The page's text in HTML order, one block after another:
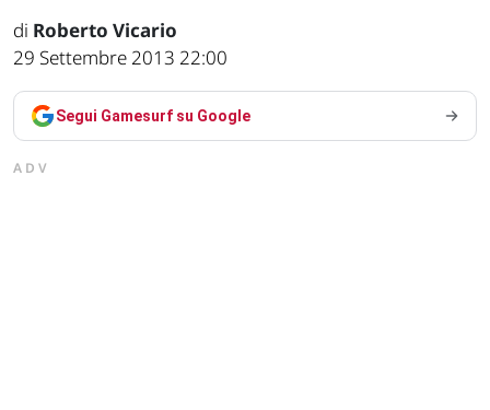
di Roberto Vicario
29 Settembre 2013 22:00
Segui Gamesurf su Google
ADV